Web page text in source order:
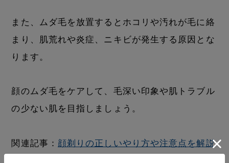
また、ムダ毛を放置するとホコリや汚れが毛に絡
まり、肌荒れや炎症、ニキビが発生する原因とな
ります。
顔のムダ毛をケアして、毛深い印象や肌トラブル
の少ない肌を目指しましょう。
関連記事： 顔剃りの正しいやり方や注意点を解説